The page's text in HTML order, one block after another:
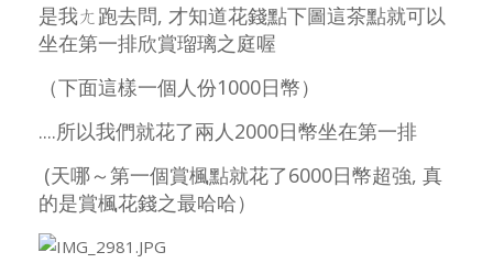
是我ㄤ跑去問, 才知道花錢點下圖這茶點就可以
坐在第一排欣賞瑠璃之庭喔
（下面這樣一個人份1000日幣）
....所以我們就花了兩人2000日幣坐在第一排
(天哪～第一個賞楓點就花了6000日幣超強, 真
的是賞楓花錢之最哈哈）